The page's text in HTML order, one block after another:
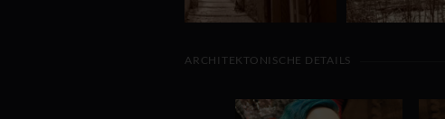
ARCHITEKTONISCHE DETAILS